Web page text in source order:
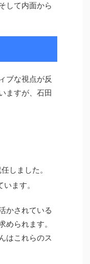
して内面から
ブな視点が反
ますが、石田
しました。
ます。
かされている
られます。
はこれらのス